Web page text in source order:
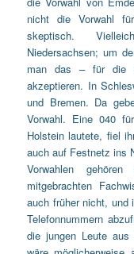
nicht die Vorwahl
skeptisch.
Niedersachsen; um
man das – für die
akzeptieren. In
und Bremen. Da
Vorwahl. Eine 040
Holstein lautete, fiel
auch auf Festnetz ins
Vorwahlen
mitgebrachten
auch früher nicht, und
Telefonnummern
die jungen Leute